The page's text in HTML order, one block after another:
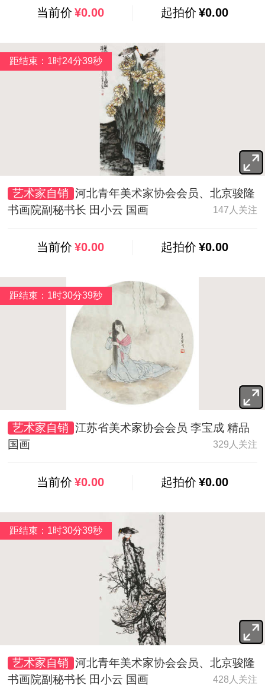
当前价 ¥0.00 起拍价 ¥0.00
艺术家自销 河北青年美术家协会会员、北京骏隆
书画院副秘书长 田小云 国画
147人关注
当前价 ¥0.00 起拍价 ¥0.00
距结束：1时24分37秒
艺术家自销 江苏省美术家协会会员 李宝成 精品
国画
329人关注
当前价 ¥0.00 起拍价 ¥0.00
距结束：1时30分37秒
艺术家自销 河北青年美术家协会会员、北京骏隆
书画院副秘书长 田小云 国画
428人关注
距结束：1时30分37秒